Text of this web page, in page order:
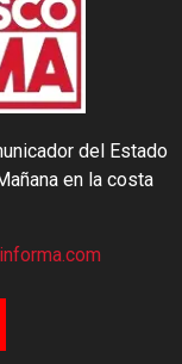
del Estado
en la costa